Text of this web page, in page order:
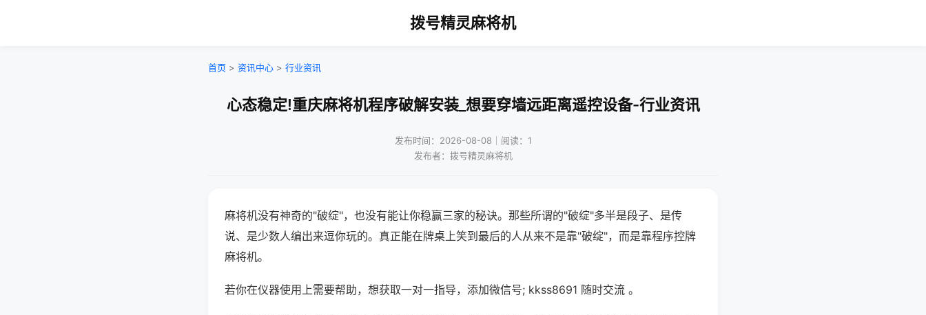
拨号精灵麻将机
首页 > 资讯中心 > 行业资讯
心态稳定!重庆麻将机程序破解安装_想要穿墙远距离遥控设备-行业资讯
发布时间：2026-08-08｜阅读：1
发布者：拨号精灵麻将机
麻将机没有神奇的"破绽"，也没有能让你稳赢三家的秘诀。那些所谓的"破绽"多半是段子、是传
说、是少数人编出来逗你玩的。真正能在牌桌上笑到最后的人从来不是靠"破绽"，而是靠程序控牌
麻将机。
若你在仪器使用上需要帮助，想获取一对一指导，添加微信号; kkss8691 随时交流 。